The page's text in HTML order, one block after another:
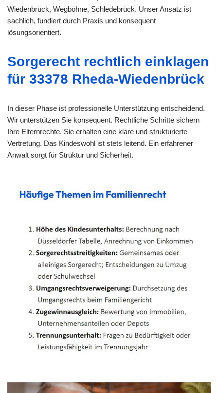
Wiedenbrück, Wegböhne, Schledebrück. Unser Ansatz ist
sachlich, fundiert durch Praxis und konsequent
lösungsorientiert.
Sorgerecht rechtlich einklagen
für 33378 Rheda-Wiedenbrück
In dieser Phase ist professionelle Unterstützung entscheidend.
Wir unterstützen Sie konsequent. Rechtliche Schritte sichern
Ihre Elternrechte. Sie erhalten eine klare und strukturierte
Vertretung. Das Kindeswohl ist stets leitend. Ein erfahrener
Anwalt sorgt für Struktur und Sicherheit.